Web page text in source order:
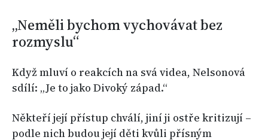
„Neměli bychom vychovávat bez
rozmyslu“
Když mluví o reakcích na svá videa, Nelsonová
sdílí: „Je to jako Divoký západ.“
Někteří její přístup chválí, jiní ji ostře kritizují –
podle nich budou její děti kvůli přísným